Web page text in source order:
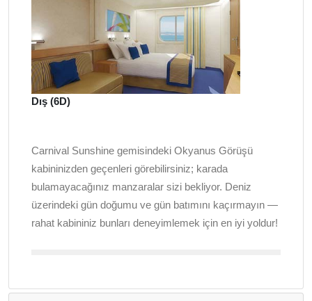
Dış (6D)
Carnival Sunshine gemisindeki Okyanus Görüşü
kabininizden geçenleri görebilirsiniz; karada
bulamayacağınız manzaralar sizi bekliyor. Deniz
üzerindeki gün doğumu ve gün batımını kaçırmayın —
rahat kabininiz bunları deneyimlemek için en iyi yoldur!